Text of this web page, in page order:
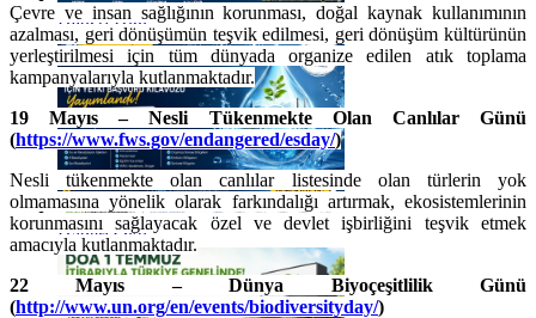
Haberi Oku
Haberi Oku
Çevre ve insan sağlığının korunması, doğal kaynak kullanımının
azalması, geri dönüşümün teşvik edilmesi, geri dönüşüm kültürünün
yerleştirilmesi için tüm dünyada organize edilen atık toplama
kampanyalarıyla kutlanmaktadır.
19 Mayıs – Nesli Tükenmekte Olan Canlılar Günü
(https://www.fws.gov/endangered/esday/)
Nesli tükenmekte olan canlılar listesinde olan türlerin yok
olmamasına yönelik olarak farkındalığı artırmak, ekosistemlerinin
korunmasını sağlayacak özel ve devlet işbirliğini teşvik etmek
amacıyla kutlanmaktadır.
22 Mayıs – Dünya Biyoçeşitlilik Günü
(http://www.un.org/en/events/biodiversityday/)